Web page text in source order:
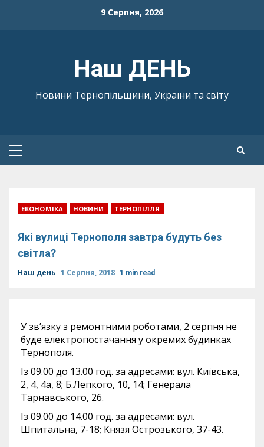
9 Серпня, 2026
Наш ДЕНЬ
Новини Тернопільщини, України та світу
Primary
ЕКОНОМІКА НОВИНИ ТЕРНОПІЛЛЯ
Які вулиці Тернополя завтра будуть без
світла?
Наш день 1 Серпня, 2018 1 min read
У зв’язку з ремонтними роботами, 2 серпня не
буде електропостачання у окремих будинках
Тернополя.
Із 09.00 до 13.00 год. за адресами: вул. Київська,
2, 4, 4а, 8; Б.Лепкого, 10, 14; Генерала
Тарнавського, 26.
Із 09.00 до 14.00 год. за адресами: вул.
Шпитальна, 7-18; Князя Острозького, 37-43.